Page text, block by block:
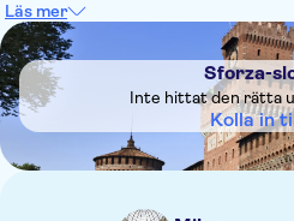
går in till katedralen. Vi
förbjudet att gå in i katedralen
bagage. Vi uppmuntrar dig
väskor
Vänligen bär anständiga
på religiösa platser (vänligen
Läs mer
DSA1Sforza-slottet
Sforza-
Inte hittat den rätta
Kolla in